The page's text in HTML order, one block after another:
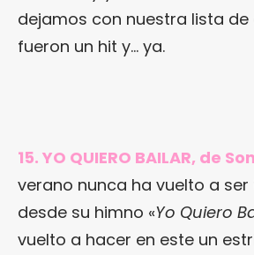
dejamos con nuestra lista
fueron un hit y… ya.
15. YO QUIERO BAILAR, de
verano nunca ha vuelto a
desde su himno «Yo Quiero
vuelto a hacer en este un